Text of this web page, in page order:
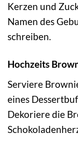
Kerzen und
Namen des
schreiben.
Hochzeits
Serviere
eines
Dekoriere die